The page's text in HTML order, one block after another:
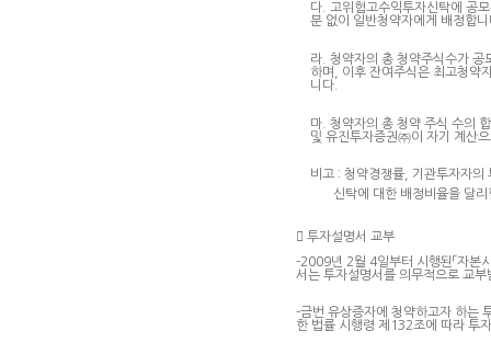
다. 고위험고수익투자신탁에 공
분 없이 일반청약자에게 배정합
라. 청약자의 총 청약주식수가 공
하며, 이후 잔여주식은 최고청약
니다.
마. 청약자의 총 청약 주식 수의
및 유진투자증권㈜이 자기 계산
비고 : 청약경쟁률, 기관투자자의
신탁에 대한 배정비율을 달리
 투자설명서 교부
-2009년 2월 4일부터 시행된「자본
서는 투자설명서를 의무적으로 교
-금번 유상증자에 청약하고자 하는
한 법률 시행령 제132조에 따라 투